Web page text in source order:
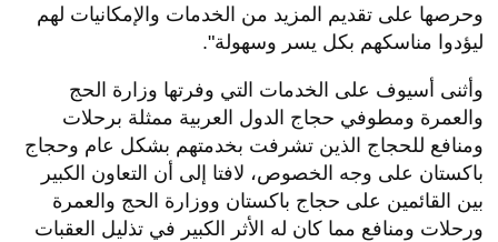
وحرصها على تقديم المزيد من الخدمات والإمكانيات لهم
ليؤدوا مناسكهم بكل يسر وسهولة".
وأثنى أسيوف على الخدمات التي وفرتها وزارة الحج
والعمرة ومطوفي حجاج الدول العربية ممثلة برحلات
ومنافع للحجاج الذين تشرفت بخدمتهم بشكل عام وحجاج
باكستان على وجه الخصوص، لافتا إلى أن التعاون الكبير
بين القائمين على حجاج باكستان ووزارة الحج والعمرة
ورحلات ومنافع مما كان له الأثر الكبير في تذليل العقبات